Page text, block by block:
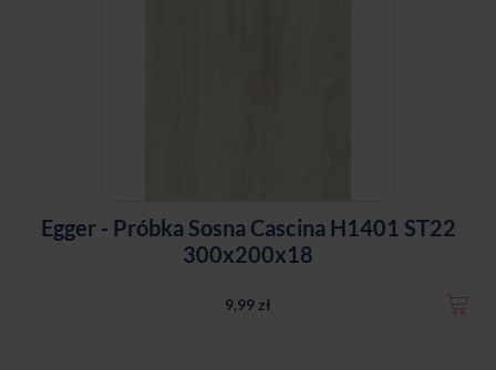
Egger - Próbka Sosna Cascina H1401 ST22
300x200x18
9,99 zł